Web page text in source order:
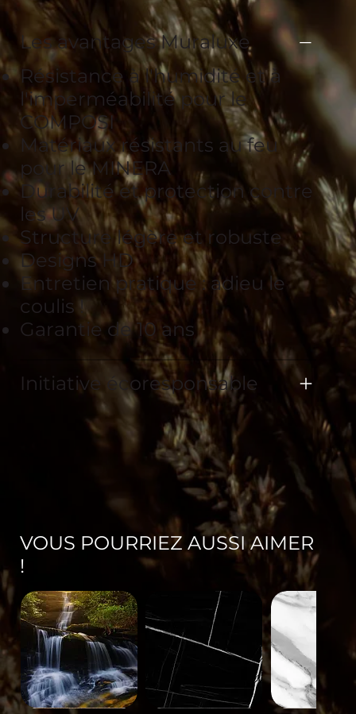
Les avantages Muraluxe
Résistance à l'humidité et à
l'imperméabilité pour le
COMPOSI
Matériaux résistants au feu
pour le MINERA
Durabilité et protection contre
les UV
Structure légère et robuste
Designs HD
Entretien pratique : adieu le
coulis !
Garantie de 10 ans
Initiative écoresponsable
VOUS POURRIEZ AUSSI AIMER
!
Minéral-